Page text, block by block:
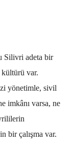
Silivri adeta bir
var.
yönetimle, sivil
imkânı varsa, ne
bir çalışma var.